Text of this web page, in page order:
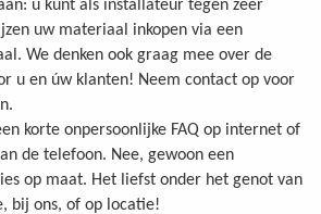
u kunt als installateur tegen zeer
uw materiaal inkopen via een
We denken ook graag mee over de
u en úw klanten! Neem contact op voor
korte onpersoonlijke FAQ op internet of
de telefoon. Nee, gewoon een
op maat. Het liefst onder het genot van
bij ons, of op locatie!